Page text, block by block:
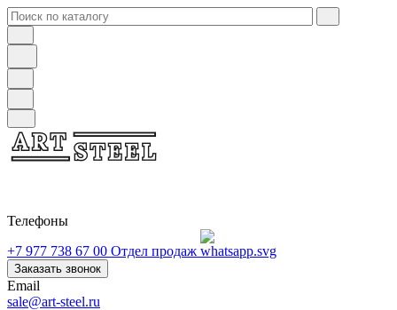
Телефоны
+7 977 738 67 00 Отдел продаж
Заказать звонок
Email
sale@art-steel.ru